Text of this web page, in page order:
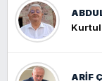
ARIF